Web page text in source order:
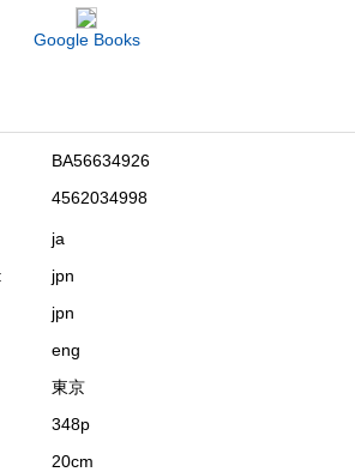
Google Books
BA56634926
4562034998
ja
jpn
jpn
eng
東京
348p
20cm